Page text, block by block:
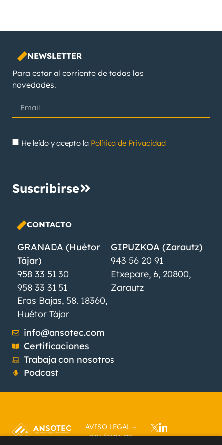
NEWSLETTER
Para estar al corriente de todas las
novedades.
He leído y acepto la Política de Privacidad
Suscribirse
CONTACTO
GRANADA (Huétor
Tájar)
958 33 51 30
958 33 31 51
Eras Bajas, 58. 18360,
Huétor Tájar
GIPUZKOA (Zarautz)
943 56 20 91
Etxepare, 6, 20800,
Zarautz
info@ansotec.com
Certificaciones
Trabaja con nosotros
Podcast
AVISO LEGAL –
POLÍTICA DE